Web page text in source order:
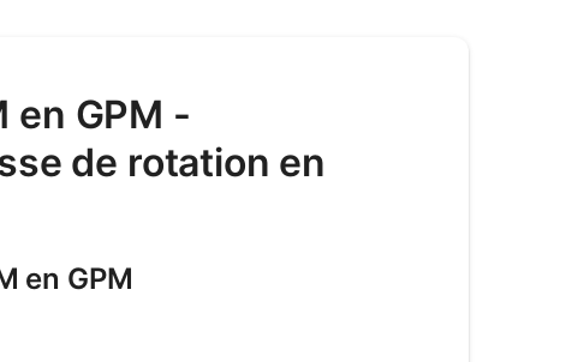
en GPM -
de rotation en
en GPM